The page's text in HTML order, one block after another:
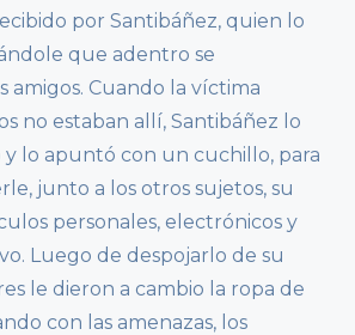
por Santibáñez, quien lo
que adentro se
amigos. Cuando la víctima
no estaban allí, Santibáñez lo
lo apuntó con un cuchillo, para
junto a los otros sujetos, su
personales, electrónicos y
Luego de despojarlo de su
le dieron a cambio la ropa de
con las amenazas, los